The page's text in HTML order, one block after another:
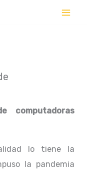
computadoras
lo tiene la
la pandemia